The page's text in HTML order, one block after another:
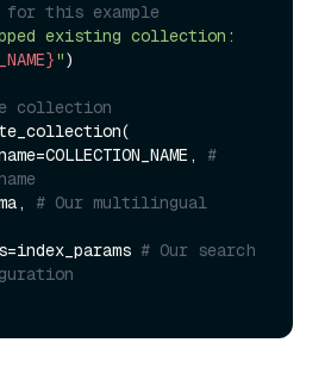
for this example
")
collection
#
# Our multilingual
# Our search